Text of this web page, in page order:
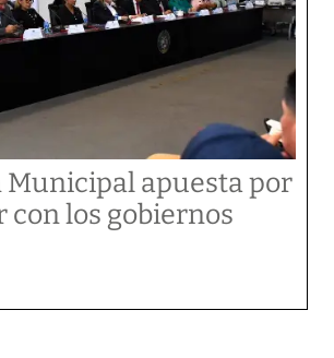
Municipal apuesta por
con los gobiernos